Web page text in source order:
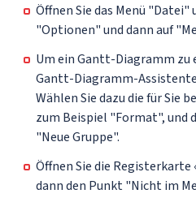
Öffnen Sie das Menü "Datei"
"Optionen" und dann auf
Um ein Gantt-Diagramm zu
Gantt-Diagramm-
Wählen Sie dazu die für Sie
zum Beispiel "Format", und
"Neue Gruppe".
Öffnen Sie die Registerkarte
dann den Punkt "Nicht im